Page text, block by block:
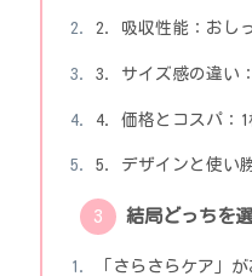
2. 吸収性能：おし
3. サイズ感の違い
4. 価格とコスパ：1
5. デザインと使い
結局どっちを
「さらさらケア」